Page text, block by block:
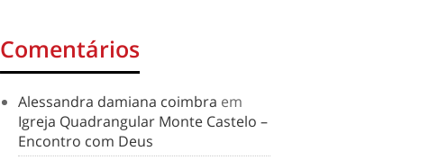
Comentários
Alessandra damiana coimbra em
Igreja Quadrangular Monte Castelo –
Encontro com Deus